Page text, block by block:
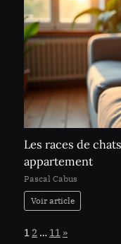
Les races de
appartement
Pascal Cabus
Voir article
Page:
1 2 … 11 Next
»